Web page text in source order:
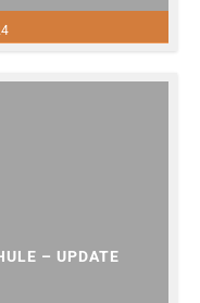
– UPDATE